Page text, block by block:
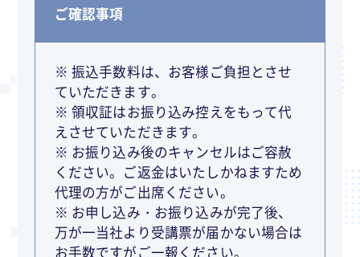
ご確認事項
※ 振込手数料は、お客様ご負担とさせ
ていただきます。
※ 領収証はお振り込み控えをもって代
えさせていただきます。
※ お振り込み後のキャンセルはご容赦
ください。ご返金はいたしかねますため
代理の方がご出席ください。
※ お申し込み・お振り込みが完了後、
万が一当社より受講票が届かない場合は
お手数ですがご一報ください。